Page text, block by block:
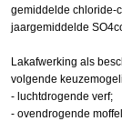
gemiddelde chloride-
jaargemiddelde
Lakafwerking als
volgende
- luchtdrogende verf;
- ovendrogende